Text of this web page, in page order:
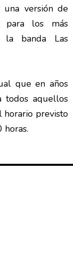
versión de
los más
la banda Las
que en años
todos aquellos
horario previsto
horas.